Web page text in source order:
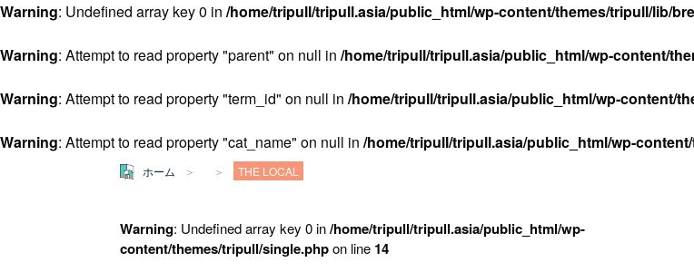
Warning: Undefined array key 0 in /home/tripull/tripull.asia/public_html/wp-content/themes/tripull/lib/
Warning: Attempt to read property "parent" on null in /home/tripull/tripull.asia/public_html/wp-content/
Warning: Attempt to read property "term_id" on null in /home/tripull/tripull.asia/public_html/wp-content/
Warning: Attempt to read property "cat_name" on null in /home/tripull/tripull.asia/public_html/wp-
ホーム THE LOCAL
Warning: Undefined array key 0 in/home/tripull/tripull.asia/public_html/wp-
content/themes/tripull/single.phpon line 14